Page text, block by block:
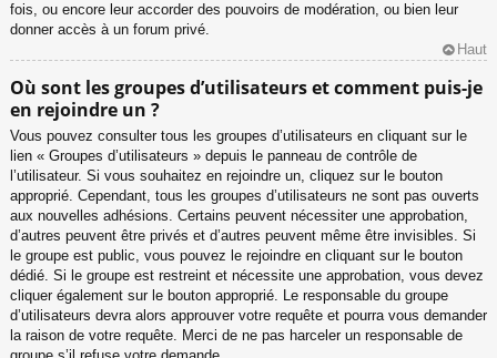
fois, ou encore leur accorder des pouvoirs de modération, ou bien leur
donner accès à un forum privé.
Haut
Où sont les groupes d’utilisateurs et comment puis-je
en rejoindre un ?
Vous pouvez consulter tous les groupes d’utilisateurs en cliquant sur le
lien « Groupes d’utilisateurs » depuis le panneau de contrôle de
l’utilisateur. Si vous souhaitez en rejoindre un, cliquez sur le bouton
approprié. Cependant, tous les groupes d’utilisateurs ne sont pas ouverts
aux nouvelles adhésions. Certains peuvent nécessiter une approbation,
d’autres peuvent être privés et d’autres peuvent même être invisibles. Si
le groupe est public, vous pouvez le rejoindre en cliquant sur le bouton
dédié. Si le groupe est restreint et nécessite une approbation, vous devez
cliquer également sur le bouton approprié. Le responsable du groupe
d’utilisateurs devra alors approuver votre requête et pourra vous demander
la raison de votre requête. Merci de ne pas harceler un responsable de